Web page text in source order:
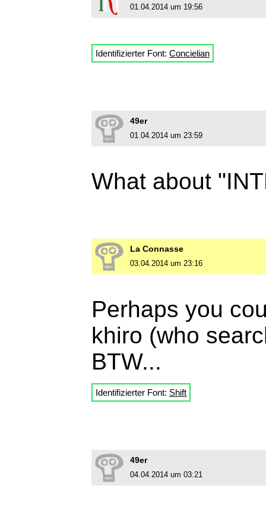
01.04.2014 um 19:56
Identifizierter Font: Concielian
49er
01.04.2014 um 23:59
What about
La Connasse
03.04.2014 um 23:16
Perhaps you
khiro (who
BTW...
Identifizierter Font: Shift
49er
04.04.2014 um 03:21